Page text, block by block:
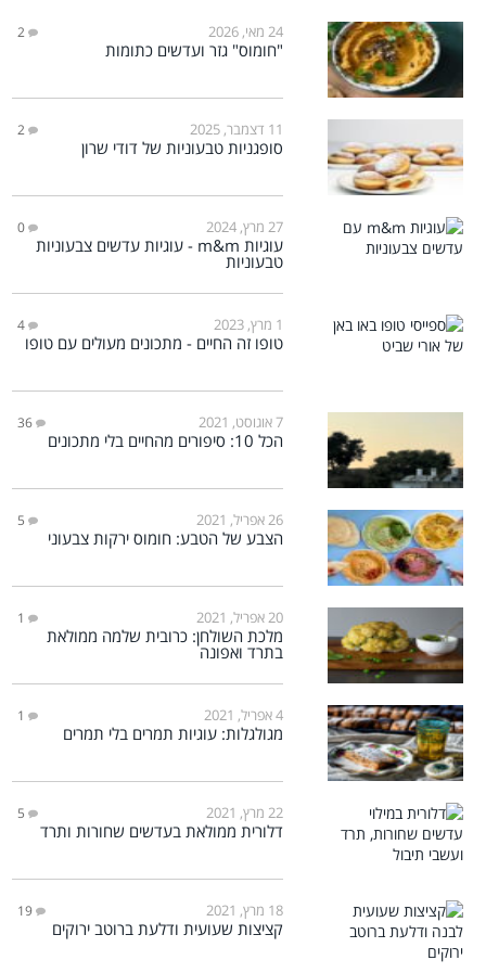
24 מאי, 2026 2
"חומוס" גזר ועדשים כתומות
11 דצמבר, 2025 2
סופגניות טבעוניות של דודי שרון
27 מרץ, 2024 0
עוגיות m&m - עוגיות עדשים צבעוניות
טבעוניות
1 מרץ, 2023 4
טופו זה החיים - מתכונים מעולים עם טופו
7 אוגוסט, 2021 36
הכל 10: סיפורים מהחיים בלי מתכונים
26 אפריל, 2021 5
הצבע של הטבע: חומוס ירקות צבעוני
20 אפריל, 2021 1
מלכת השולחן: כרובית שלמה ממולאת
בתרד ואפונה
4 אפריל, 2021 1
מגולגלות: עוגיות תמרים בלי תמרים
22 מרץ, 2021 5
דלורית ממולאת בעדשים שחורות ותרד
18 מרץ, 2021 19
קציצות שעועית ודלעת ברוטב ירוקים